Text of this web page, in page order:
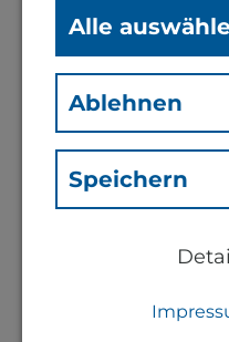
„Es geht wieder
experimentieren,
feiert als
Februar kräftig mit,
und fördern,
Alle
Ablehnen
Speichern